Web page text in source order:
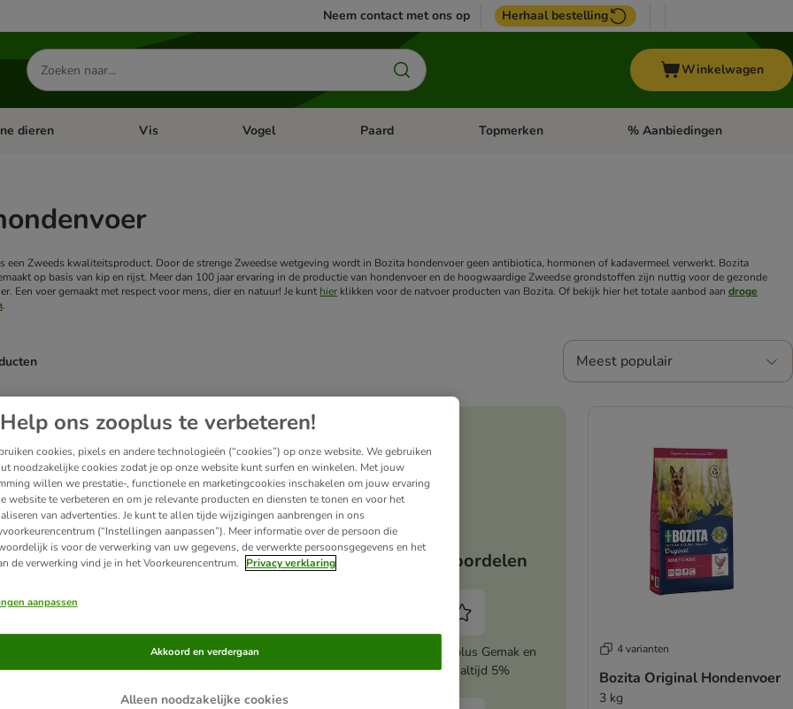
Neem contact met ons op Herhaal bestelling
Zoeken
naar
producten
Winkelwagen
categorie menu: Apotheek
dieren Open categorie menu: Kleine dieren
Vis Open categorie menu: Vis
Vogel Open categorie menu: Vogel
Paard Open categorie menu: Paard
Topmerken Open categorie menu:
% Aanbiedingen
een Zweeds kwaliteitsproduct. Door de strenge Zweedse wetgeving wordt in Bozita hondenvoer geen antibiotica, hormonen of kadavermeel verwerkt. Bozita
op basis van kip en rijst. Meer dan 100 jaar ervaring in de productie van hondenvoer en de hoogwaardige Zweedse grondstoffen zijn nuttig voor de gezonde
Een voer gemaakt met respect voor mens, dier en natuur! Je kunt hier klikken voor de natvoer producten van Bozita. Of bekijk hier het totale aanbod aan droge
.
Meest populair
been changed
Hondenvoer
kg
4 varianten
12 kg
Jouw voordelen
Activeer zooplus Gemak en
bespaar altijd 5%
4 varianten
Bozita Original Hondenvoer
3 kg
Help ons zooplus te verbeteren!
cookies, pixels en andere technologieën (“cookies”) op onze website. We gebruiken
noodzakelijke cookies zodat je op onze website kunt surfen en winkelen. Met jouw
willen we prestatie-, functionele en marketingcookies inschakelen om jouw ervaring
website te verbeteren en om je relevante producten en diensten te tonen en voor het
van advertenties. Je kunt te allen tijde wijzigingen aanbrengen in ons
(“Instellingen aanpassen”). Meer informatie over de persoon die
is voor de verwerking van uw gegevens, de verwerkte persoonsgegevens en het
de verwerking vind je in het Voorkeurencentrum.
Privacy verklaring
aanpassen
Alleen noodzakelijke cookies
Akkoord en verdergaan